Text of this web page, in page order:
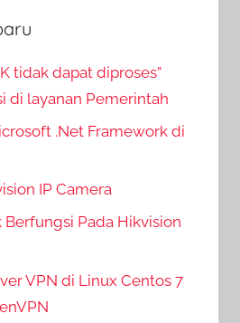
tidak dapat diproses”
di layanan Pemerintah
.Net Framework di
IP Camera
Berfungsi Pada Hikvision
VPN di Linux Centos 7